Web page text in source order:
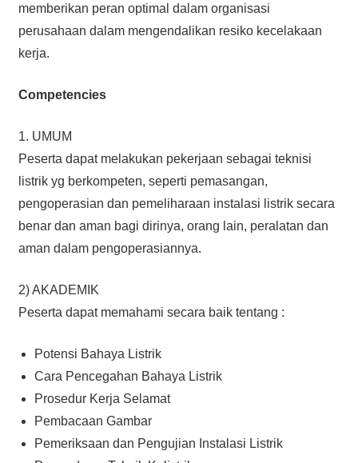
memberikan peran optimal dalam organisasi
perusahaan dalam mengendalikan resiko kecelakaan
kerja.
Competencies
1. UMUM
Peserta dapat melakukan pekerjaan sebagai teknisi
listrik yg berkompeten, seperti pemasangan,
pengoperasian dan pemeliharaan instalasi listrik secara
benar dan aman bagi dirinya, orang lain, peralatan dan
aman dalam pengoperasiannya.
2) AKADEMIK
Peserta dapat memahami secara baik tentang :
Potensi Bahaya Listrik
Cara Pencegahan Bahaya Listrik
Prosedur Kerja Selamat
Pembacaan Gambar
Pemeriksaan dan Pengujian Instalasi Listrik